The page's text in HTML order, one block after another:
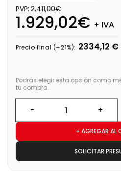
PVP: 2.411,00€
1.929,02€ + IVA
Precio final (+21%): 2334,12 €
Podrás elegir esta opción como
tu compra.
+ AGREGAR AL
SOLICITAR